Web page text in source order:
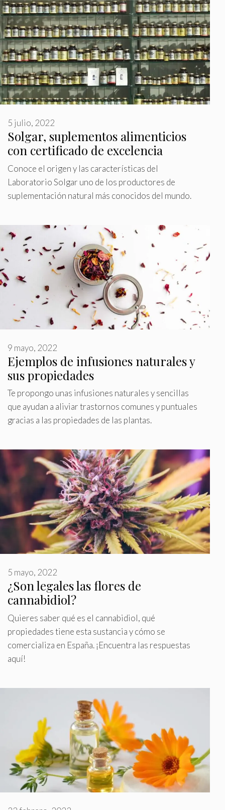
Solgar, suplementos alimenticios
con certificado de excelencia
5 julio, 2022
Conoce el origen y las características del
Laboratorio Solgar uno de los productores de
suplementación natural más conocidos del mundo.
Ejemplos de infusiones naturales y
sus propiedades
9 mayo, 2022
Te propongo unas infusiones naturales y sencillas
que ayudan a aliviar trastornos comunes y puntuales
gracias a las propiedades de las plantas.
¿Son legales las flores de
cannabidiol?
5 mayo, 2022
Quieres saber qué es el cannabidiol, qué
propiedades tiene esta sustancia y cómo se
comercializa en España. ¡Encuentra las respuestas
aquí!